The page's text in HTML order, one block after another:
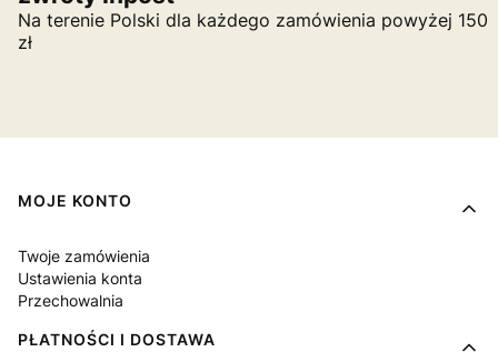
Na terenie Polski dla każdego zamówienia powyżej 150
zł
Linki w stopce
MOJE KONTO
Twoje zamówienia
Ustawienia konta
Przechowalnia
PŁATNOŚCI I DOSTAWA